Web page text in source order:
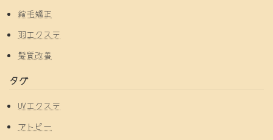
縮毛矯正
羽エクステ
髪質改善
タグ
UVエクステ
アトピー